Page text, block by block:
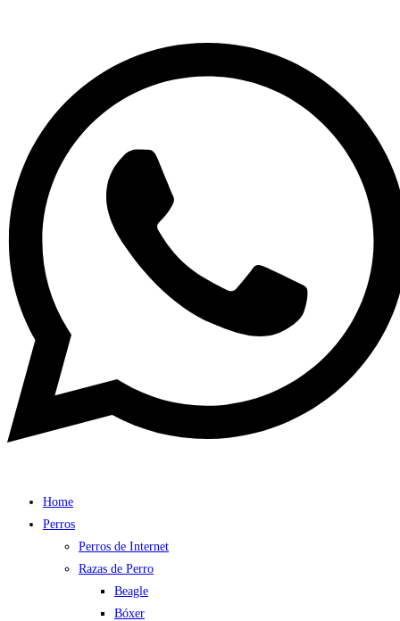
Home
Perros
Perros de Internet
Razas de Perro
Beagle
Bóxer